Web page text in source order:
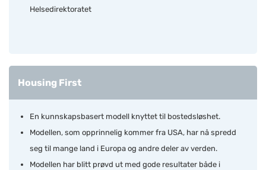
Helsedirektoratet
Housing First
En kunnskapsbasert modell knyttet til bostedsløshet.
Modellen, som opprinnelig kommer fra USA, har nå spredd
seg til mange land i Europa og andre deler av verden.
Modellen har blitt prøvd ut med gode resultater både i